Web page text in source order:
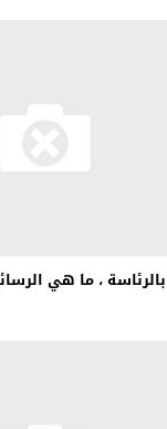
، ما هي